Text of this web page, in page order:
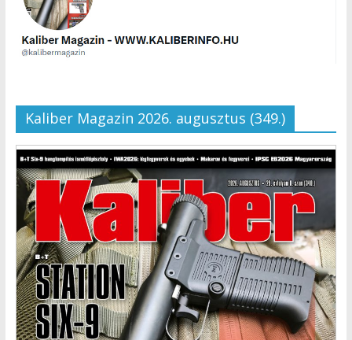
Kaliber Magazin 2026. augusztus (349.)